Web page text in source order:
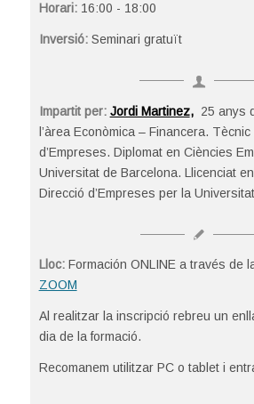
Horari:16:00 - 18:00
Inversió: Seminari gratuït
Impartit per: Jordi Martinez, 25 anys
l’àrea Econòmica – Financera.
d’Empreses. Diplomat en Ciències
Universitat de Barcelona. Llicenciat
Direcció d’Empreses per la
Lloc:Formación ONLINE a través de
ZOOM
Al realitzar la inscripció rebreu un
dia de la formació.
Recomanem utilitzar PC o tablet i